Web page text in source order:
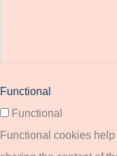
Functional
Functional
Functional cookies